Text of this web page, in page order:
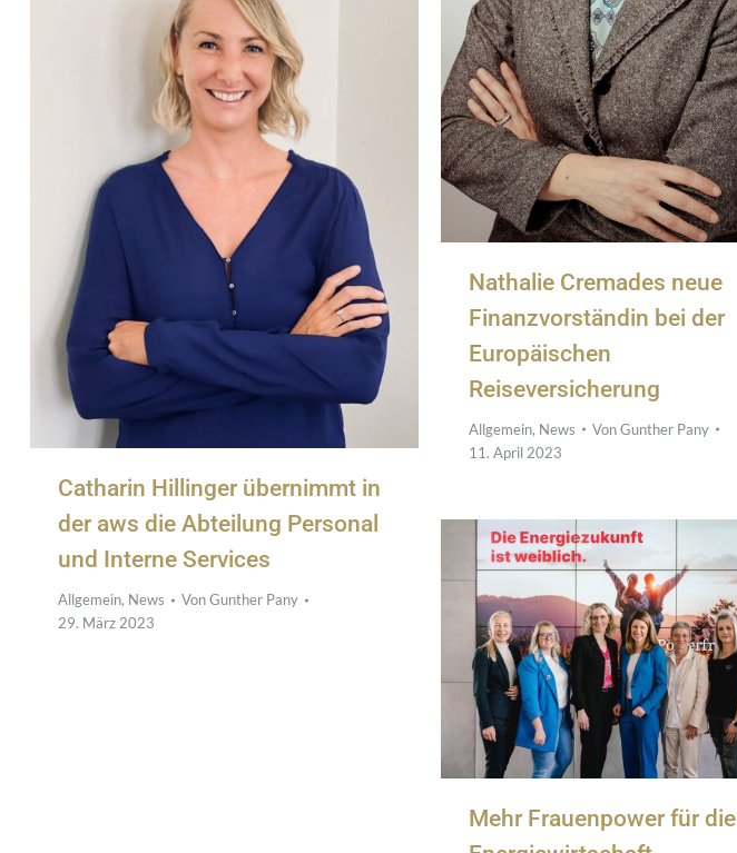
Nathalie Cremades neue
Finanzvorständin bei der
Europäischen
Reiseversicherung
Allgemein, News VonGunther Pany
11. April 2023
Catharin Hillinger übernimmt in
der aws die Abteilung Personal
und Interne Services
Allgemein, News VonGunther Pany
29. März 2023
Mehr Frauenpower für die